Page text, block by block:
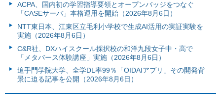
ACPA、国内初の学習指導要領とオープンバッジをつなぐ
「CASEサーバ」本格運用を開始（2026年8月6日）
NTT東日本、江東区立毛利小学校で生成AI活用の実証実験を
実施（2026年8月6日）
C&R社、DXハイスクール採択校の和洋九段女子中・高で
「メタバース体験講座」実施（2026年8月6日）
追手門学院大学、全学DL率99％「OIDAIアプリ」その開発背
景に迫る記事を公開（2026年8月6日）